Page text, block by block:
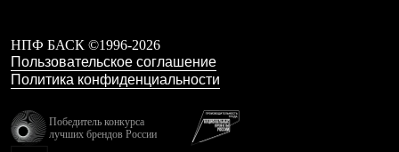
Ремни
Шевроны
Опушки
Термоковрики
Уход за одеждой
В Арктику
Коллекции
НПФ БАСК ©1996-2026
Пользовательское соглашение
Политика конфиденциальности
Победитель конкурса
лучших брендов России